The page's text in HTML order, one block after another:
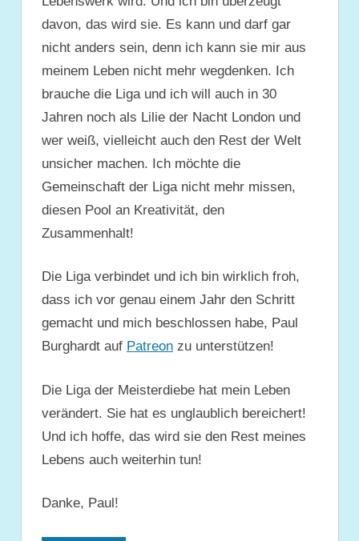
davon, das wird sie. Es kann und darf gar
nicht anders sein, denn ich kann sie mir aus
meinem Leben nicht mehr wegdenken. Ich
brauche die Liga und ich will auch in 30
Jahren noch als Lilie der Nacht London und
wer weiß, vielleicht auch den Rest der Welt
unsicher machen. Ich möchte die
Gemeinschaft der Liga nicht mehr missen,
diesen Pool an Kreativität, den
Zusammenhalt!
Die Liga verbindet und ich bin wirklich froh,
dass ich vor genau einem Jahr den Schritt
gemacht und mich beschlossen habe, Paul
Burghardt auf Patreon zu unterstützen!
Die Liga der Meisterdiebe hat mein Leben
verändert. Sie hat es unglaublich bereichert!
Und ich hoffe, das wird sie den Rest meines
Lebens auch weiterhin tun!
Danke, Paul!